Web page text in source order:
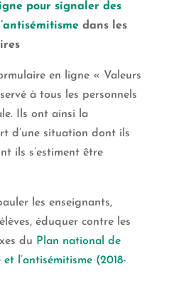
pour signaler des
dans les
en ligne « Valeurs
à tous les personnels
Ils ont ainsi la
d’une situation dont ils
ils s’estiment être
les enseignants,
éduquer contre les
du Plan national de
l’antisémitisme (2018-